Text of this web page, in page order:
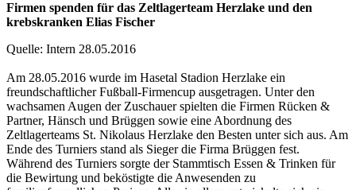
Firmen spenden für das Zeltlagerteam Herzlake und den
krebskranken Elias Fischer
Quelle: Intern 28.05.2016
Am 28.05.2016 wurde im Hasetal Stadion Herzlake ein
freundschaftlicher Fußball-Firmencup ausgetragen. Unter den
wachsamen Augen der Zuschauer spielten die Firmen Rücken &
Partner, Hänsch und Brüggen sowie eine Abordnung des
Zeltlagerteams St. Nikolaus Herzlake den Besten unter sich aus. Am
Ende des Turniers stand als Sieger die Firma Brüggen fest.
Während des Turniers sorgte der Stammtisch Essen & Trinken für
die Bewirtung und beköstigte die Anwesenden zu